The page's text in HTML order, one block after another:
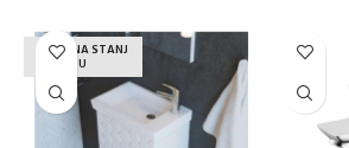
NEMA NA STANJ
U